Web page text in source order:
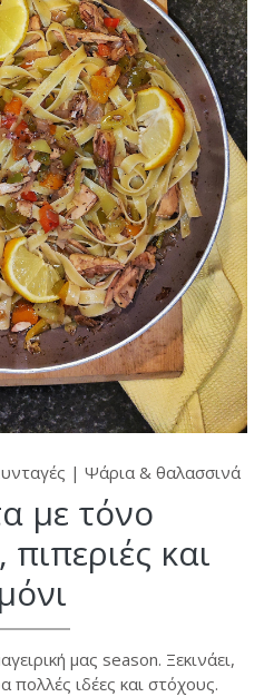
| Ψάρια & θαλασσινά
με τόνο
και
μας season. Ξεκινάει,
ιδέες και στόχους.